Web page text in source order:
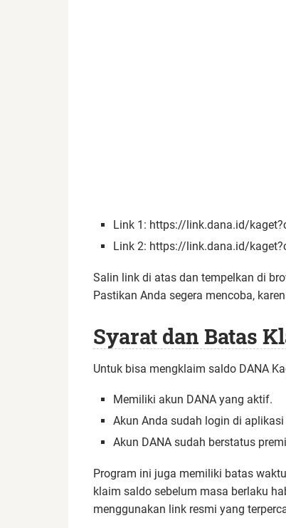
Link 1: https://link.dana.id/
Link 2: https://link.dana.id/
Salin link di atas dan tempelkan di
Pastikan Anda segera mencoba,
Syarat dan Batas
Untuk bisa mengklaim saldo DANA
Memiliki akun DANA yang aktif.
Akun Anda sudah login di aplikasi
Akun DANA sudah berstatus
Program ini juga memiliki batas
klaim saldo sebelum masa berlaku
menggunakan link resmi yang